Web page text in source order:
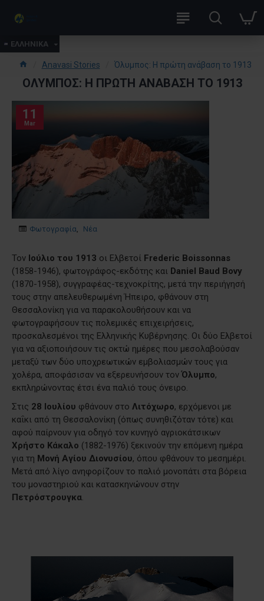
ΕΛΛΗΝΙΚΑ
Anavasi Stories Όλυμπος: Η πρώτη ανάβαση το 1913
ΌΛΥΜΠΟΣ: Η ΠΡΏΤΗ ΑΝΆΒΑΣΗ ΤΟ 1913
11
Mar
Φωτογραφία, Νέα
Τον Ιούλιο του 1913 οι Ελβετοί Frederic Boissonnas
(1858-1946), φωτογράφος-εκδότης και Daniel Baud Bovy
(1870-1958), συγγραφέας-τεχνοκρίτης, μετά την περιήγησή
τους στην απελευθερωμένη Ήπειρο, φθάνουν στη
Θεσσαλονίκη για να παρακολουθήσουν και να
φωτογραφήσουν τις πολεμικές επιχειρήσεις,
προσκαλεσμένοι της Ελληνικής Κυβέρνησης. Οι δύο Ελβετοί
για να αξιοποιήσουν τις οκτώ ημέρες που μεσολαβούσαν
μεταξύ των δύο υποχρεωτικών εμβολιασμών τους για
χολέρα, αποφάσισαν να εξερευνήσουν τονΌλυμπο,
εκπληρώνοντας έτσι ένα παλιό τους όνειρο.
Στις 28 Ιουλίου φθάνουν στο Λιτόχωρο, ερχόμενοι με
καΐκι από τη Θεσσαλονίκη (όπως συνηθιζόταν τότε) και
αφού παίρνουν για οδηγό τον κυνηγό αγριοκάτσικων
Χρήστο Κάκαλο (1882-1976) ξεκινούν την επόμενη ημέρα
για τη Μονή Αγίου Διονυσίου, όπου φθάνουν το μεσημέρι.
Μετά από λίγο ανηφορίζουν το παλιό μονοπάτι στα βόρεια
του μοναστηριού και κατασκηνώνουν στην
Πετρόστρουγκα